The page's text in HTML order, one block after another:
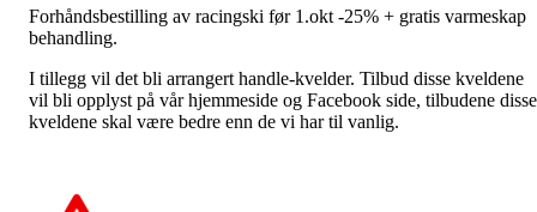
Forhåndsbestilling av racingski før 1.okt -25% + gratis varmeskap
behandling.
I tillegg vil det bli arrangert handle-kvelder. Tilbud disse kveldene
vil bli opplyst på vår hjemmeside og Facebook side, tilbudene disse
kveldene skal være bedre enn de vi har til vanlig.